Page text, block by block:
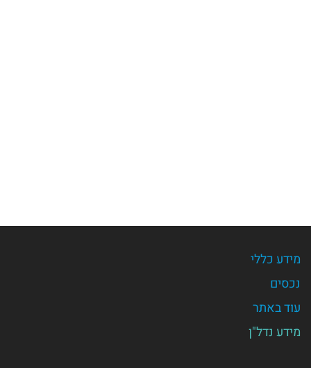
מידע כללי
נכסים
עוד באתר
מידע נדל"ן